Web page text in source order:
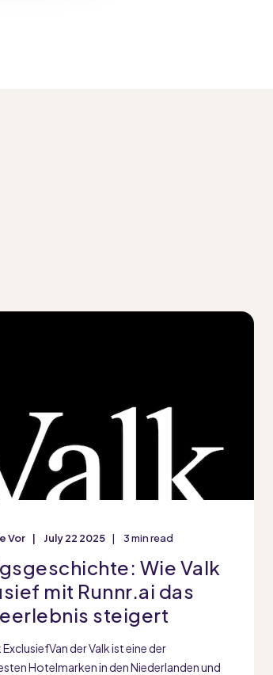
Vor July 22 2025 3 min read
Wie Valk
mit Runnr.ai das
steigert
ExclusiefVan der Valk ist eine der
Hotelmarken in den Niederlanden und